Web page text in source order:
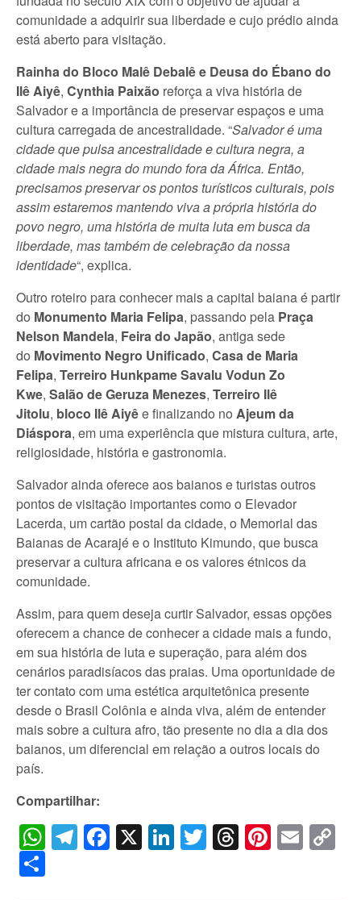
comunidade a adquirir sua liberdade e cujo prédio ainda
está aberto para visitação.
Rainha do Bloco Malê Debalê e Deusa do Ébano do
Ilê Aiyê, Cynthia Paixão reforça a viva história de
Salvador e a importância de preservar espaços e uma
cultura carregada de ancestralidade. “Salvador é uma
cidade que pulsa ancestralidade e cultura negra, a
cidade mais negra do mundo fora da África. Então,
precisamos preservar os pontos turísticos culturais, pois
assim estaremos mantendo viva a própria história do
povo negro, uma história de muita luta em busca da
liberdade, mas também de celebração da nossa
identidade“, explica.
Outro roteiro para conhecer mais a capital baiana é partir
do Monumento Maria Felipa, passando pela Praça
Nelson Mandela, Feira do Japão, antiga sede
do Movimento Negro Unificado, Casa de Maria
Felipa, Terreiro Hunkpame Savalu Vodun Zo
Kwe, Salão de Geruza Menezes, Terreiro Ilê
Jitolu, bloco Ilê Aiyêe finalizando no Ajeum da
Diáspora, em uma experiência que mistura cultura, arte,
religiosidade, história e gastronomia.
Salvador ainda oferece aos baianos e turistas outros
pontos de visitação importantes como o Elevador
Lacerda, um cartão postal da cidade, o Memorial das
Baianas de Acarajé e o Instituto Kimundo, que busca
preservar a cultura africana e os valores étnicos da
comunidade.
Assim, para quem deseja curtir Salvador, essas opções
oferecem a chance de conhecer a cidade mais a fundo,
em sua história de luta e superação, para além dos
cenários paradisíacos das praias. Uma oportunidade de
ter contato com uma estética arquitetônica presente
desde o Brasil Colônia e ainda viva, além de entender
mais sobre a cultura afro, tão presente no dia a dia dos
baianos, um diferencial em relação a outros locais do
país.
Compartilhar:
WhatsApp
Telegram
Facebook
X LinkedIn
Twitter
Threads